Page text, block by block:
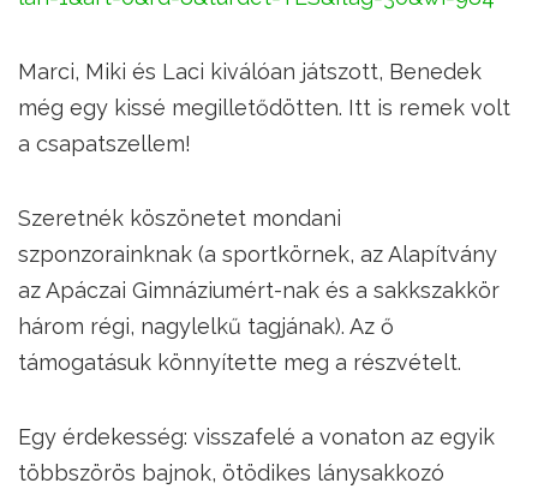
Marci, Miki és Laci kiválóan játszott, Benedek
még egy kissé megilletődötten. Itt is remek volt
a csapatszellem!
Szeretnék köszönetet mondani
szponzorainknak (a sportkörnek, az Alapítvány
az Apáczai Gimnáziumért-nak és a sakkszakkör
három régi, nagylelkű tagjának). Az ő
támogatásuk könnyítette meg a részvételt.
Egy érdekesség: visszafelé a vonaton az egyik
többszörös bajnok, ötödikes lánysakkozó